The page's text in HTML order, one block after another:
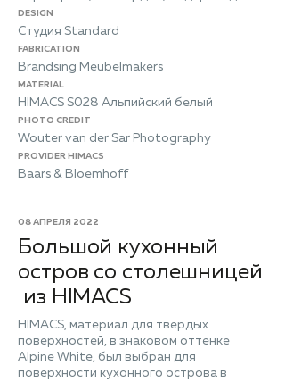
DESIGN
Студия Standard
FABRICATION
Brandsing Meubelmakers
MATERIAL
HIMACS S028 Альпийский белый
PHOTO CREDIT
Wouter van der Sar Photography
PROVIDER HIMACS
Baars & Bloemhoff
08 АПРЕЛЯ 2022
Большой кухонный
остров со столешницей
из HIMACS
HIMACS, материал для твердых
поверхностей, в знаковом оттенке
Alpine White, был выбран для
поверхности кухонного острова в